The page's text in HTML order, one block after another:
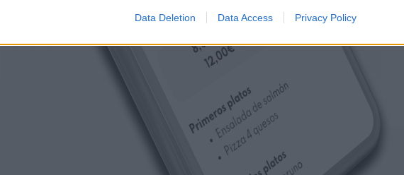
Data Deletion Data Access Privacy Policy